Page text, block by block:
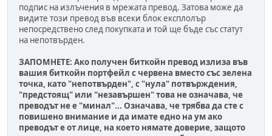
подпис на излъчения в мрежата превод. Затова може да
видите този превод във всеки блок експлолър
непосредствено след покупката и той ще бъде със статут
на непотвърден.
ЗАПОМНЕТЕ: Ако получен биткойн превод излиза във
вашия биткойн портфейл с червена вместо със зелена
точка, като "непотвърден", с "нула" потвърждения,
"предстоящ" или "незавършен" това не означава, че
преводът не е "минал"... Означава, че трябва да сте с
повишено внимание и да имате едно на ум ако
преводът е от лице, на което нямате доверие, защото